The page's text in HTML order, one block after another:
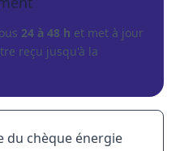
24 à 48 h et met à jour
reçu jusqu'à la
du chèque énergie